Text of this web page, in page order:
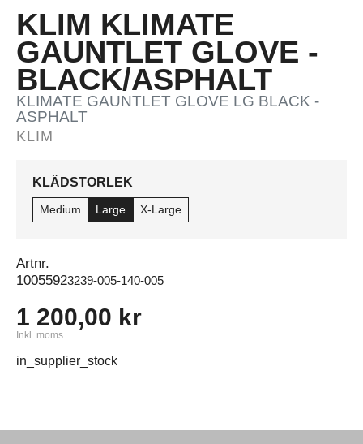
KLIM KLIMATE
GAUNTLET GLOVE -
BLACK/ASPHALT
KLIMATE GAUNTLET GLOVE LG BLACK -
ASPHALT
KLIM
KLÄDSTORLEK
Medium Large X-Large
Artnr.
10055923239-005-140-005
1 200,00 kr
Inkl. moms
in_supplier_stock